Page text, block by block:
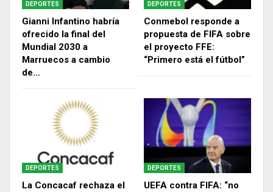
DEPORTES
Gianni Infantino habría
ofrecido la final del
Mundial 2030 a
Marruecos a cambio
de…
DEPORTES
Conmebol responde a
propuesta de FIFA sobre
el proyecto FFE:
“Primero está el fútbol”
DEPORTES
La Concacaf rechaza el
DEPORTES
UEFA contra FIFA: “no